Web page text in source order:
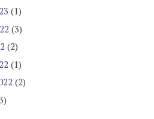
(1)
(3)
(2)
(1)
(2)